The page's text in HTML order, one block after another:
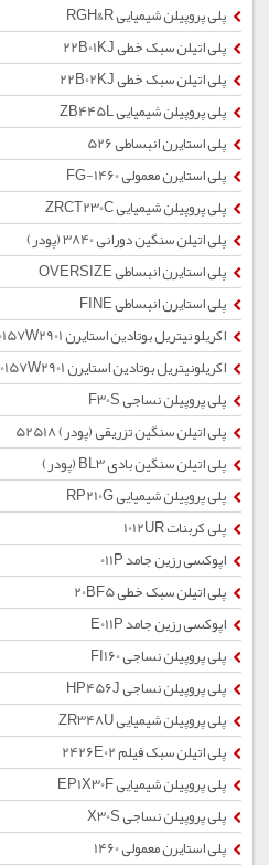
پلی پروپیلن شیمیایی RGH&R
پلی اتیلن سبک خطی 22B01KJ
پلی اتیلن سبک خطی 22B02KJ
پلی پروپیلن شیمیایی ZB445L
پلی استایرن انبساطی 526
پلی استایرن معمولی 1460-FG
پلی پروپیلن شیمیایی ZRCT230C
پلی اتیلن سنگین دورانی 3840 (پودر)
پلی استایرن انبساطی OVERSIZE
پلی استایرن انبساطی FINE
اکریلو نیتریل بوتادین استایرن SV0157W2901
اکریلونیتریل بوتادین استایرن SV0157W2901
پلی پروپیلن نساجی F30S
پلی اتیلن سنگین تزریقی (پودر) 52518
پلی اتیلن سنگین بادی BL3 (پودر)
پلی پروپیلن شیمیایی RP210G
پلی کربنات 1012UR
اپوکسی رزین جامد 011P
پلی اتیلن سبک خطی 20BF5
اپوکسی رزین جامد E011P
پلی پروپیلن نساجی FI160
پلی پروپیلن نساجی HP456J
پلی پروپیلن شیمیایی ZR348U
پلی اتیلن سبک فیلم 2426E02
پلی پروپیلن شیمیایی EP1X30F
پلی پروپیلن نساجی X30S
پلی استایرن معمولی 1460